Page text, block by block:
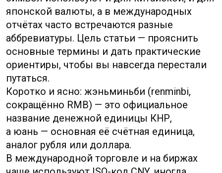
аналог рубля или доллара.
В международной торговле и на биржах
чаще используют ISO-код CNY, иногда
встречается обозначение CNH для
офшорного юаня. Символ ¥ встречается
и у юаня, и у японской йены, поэтому
контекст и код валюты решают всё.
Кроме того, у юаня есть дробные единицы:
1 юань = 10 цзяо (mao) = 100 фэн. В быту
китайцы часто говорят куай вместо юаня,
а в банковских и финансовых документах
употребляют RMB, CNY или CNH.
Понимание этих нюансов нужно не только
путешественникам, но и тем, кто читает
экономические сводки или переводит
суммы в электронных платежах.